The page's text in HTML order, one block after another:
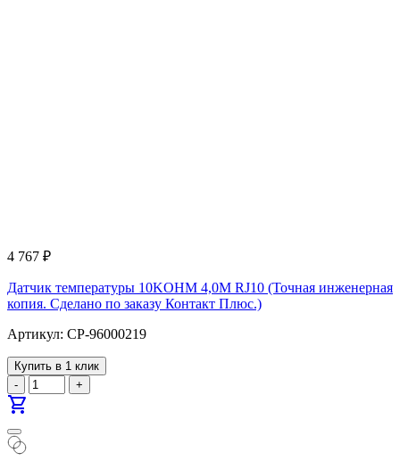
4 767 ₽
Датчик температуры 10KOHM 4,0M RJ10 (Точная инженерная
копия. Cделано по заказу Контакт Плюс.)
Артикул: CP-96000219
Купить в 1 клик
-
+
shopping_cart